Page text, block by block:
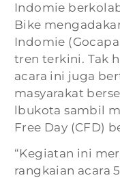
Indomie
Bike
Indomie
tren terkini. Tak
acara ini juga
masyarakat
lbukota sambil
Free Day (CFD)
“Kegiatan ini
rangkaian acara